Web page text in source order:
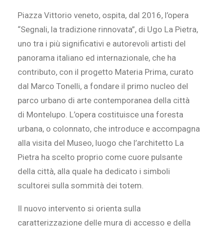
Piazza Vittorio veneto, ospita, dal 2016, l’opera
“Segnali, la tradizione rinnovata”, di Ugo La Pietra,
uno tra i più significativi e autorevoli artisti del
panorama italiano ed internazionale, che ha
contributo, con il progetto Materia Prima, curato
dal Marco Tonelli, a fondare il primo nucleo del
parco urbano di arte contemporanea della città
di Montelupo. L’opera costituisce una foresta
urbana, o colonnato, che introduce e accompagna
alla visita del Museo, luogo che l’architetto La
Pietra ha scelto proprio come cuore pulsante
della città, alla quale ha dedicato i simboli
scultorei sulla sommità dei totem.
Il nuovo intervento si orienta sulla
caratterizzazione delle mura di accesso e della